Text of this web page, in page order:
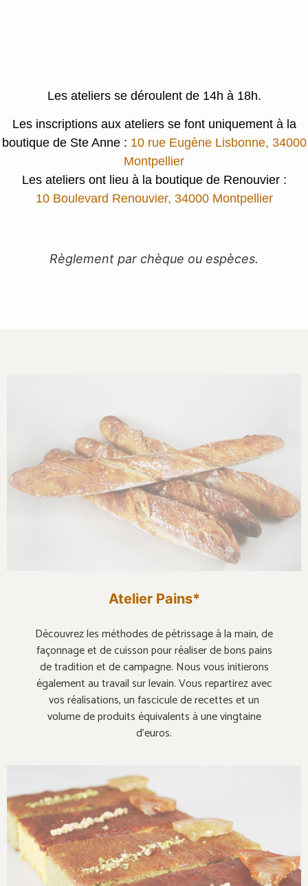
Les ateliers se déroulent de 14h à 18h.
Les inscriptions aux ateliers se font uniquement à la
boutique de Ste Anne : 10 rue Eugène Lisbonne, 34000
Montpellier
Les ateliers ont lieu à la boutique de Renouvier :
10 Boulevard Renouvier, 34000 Montpellier
Règlement par chèque ou espèces.
Atelier Pains*
Découvrez les méthodes de pétrissage à la main, de
façonnage et de cuisson pour réaliser de bons pains
de tradition et de campagne. Nous vous initierons
également au travail sur levain. Vous repartirez avec
vos réalisations, un fascicule de recettes et un
volume de produits équivalents à une vingtaine
d’euros.